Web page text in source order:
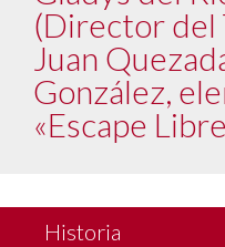
(Director del
Juan
González,
«Escape
Historia